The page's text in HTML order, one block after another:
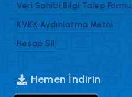
Veri Sahibi Bilgi Talep Formu
KVKK Aydınlatma Metni
Hesap Sil
Hemen İndirin